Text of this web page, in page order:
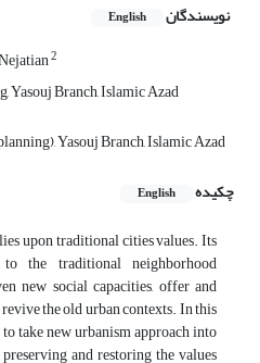
نویسندگان English
2
Yasouj Branch, Islamic Azad
Yasouj Branch, Islamic Azad
چکیده
English
upon traditional cities values. Its
the traditional neighborhood
new social capacities, offer and
the old urban contexts. In this
take new urbanism approach into
and restoring the values